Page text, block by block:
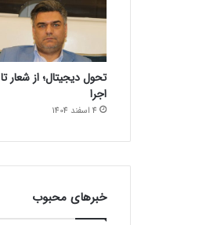
تحول دیجیتال؛ از شعار تا
اجرا
4 اسفند 1404
خبرهای محبوب